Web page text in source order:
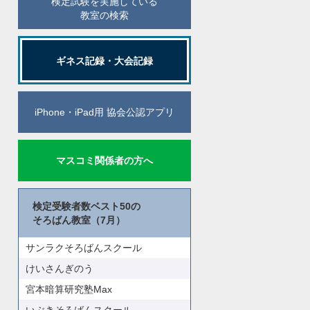
教室の検索
ギネス記録・大会記録
iPhone・iPad用 協会公認アプリ
マスコミ関係者の方へ
検定受験者数ベスト50の
そろばん教室（7月）
サンラクそろばんスクール
けいさんぎのう
宮本暗算研究塾Max